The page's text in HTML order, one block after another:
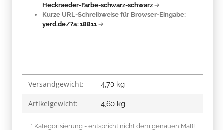
Heckraeder-Farbe-schwarz-schwarz ➔
Kurze URL-Schreibweise für Browser-Eingabe:
yerd.de/?a=18811 ➔
Produkteigenschaft
Wert
Versandgewicht: 4,70 kg
Artikelgewicht: 4,60 kg
* Kategorisierung - entspricht nicht dem genauen Maß!